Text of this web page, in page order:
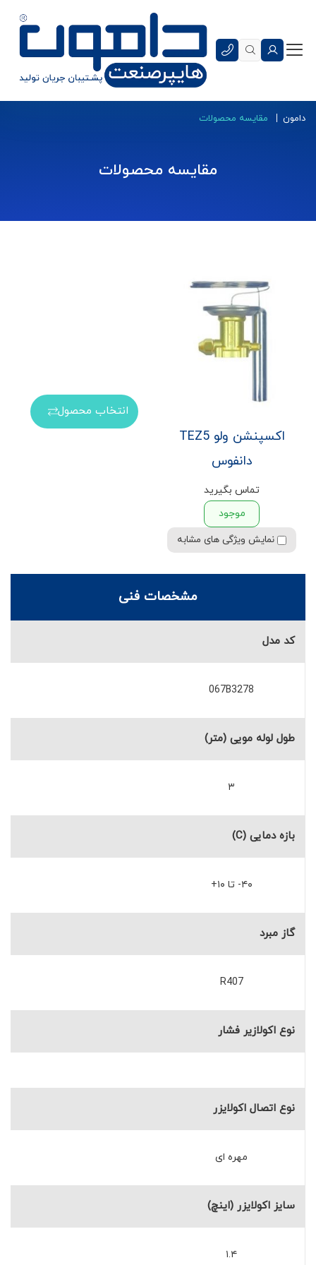
دامون مقایسه محصولات
مقایسه محصولات
اکسپنشن ولو TEZ5
دانفوس
تماس بگیرید
موجود
نمایش ویژگی های مشابه
انتخاب محصول
مشخصات فنی
کد مدل
067B3278
طول لوله مویی (متر)
۳
بازه دمایی (C)
۴۰- تا ۱۰+
گاز مبرد
R407
نوع اکولازیر فشار
نوع اتصال اکولایزر
مهره ای
سایز اکولایزر (اینچ)
۱.۴